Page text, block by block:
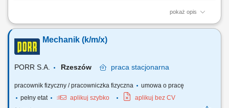
pokaż opis
Opis stanowiska wykonywanie napraw i serwisowanie maszyn
walce; serwisowanie drobnego sprzętu, m.in. zagęszczarek i pilarek;
prowadzenie prac konserwacyjnych i modernizacyjnych maszyn;
Mechanik (k/m/x)
PORR S.A. Rzeszów praca stacjonarna
pracownik fizyczny / pracowniczka fizyczna
umowa o pracę
pełny etat
aplikuj szybko aplikuj bez CV